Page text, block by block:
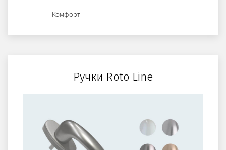
Комфорт
Ручки Roto Line